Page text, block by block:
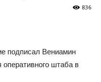
836
подписал Вениамин
оперативного штаба в